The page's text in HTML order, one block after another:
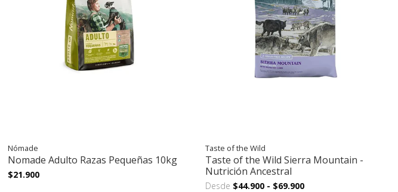
Nómade
Nomade Adulto Razas Pequeñas 10kg
$21.900
Taste of the Wild
Taste of the Wild Sierra Mountain -
Nutrición Ancestral
Desde $44.900- $69.900